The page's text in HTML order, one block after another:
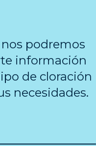
podremos
información
de cloración
necesidades.